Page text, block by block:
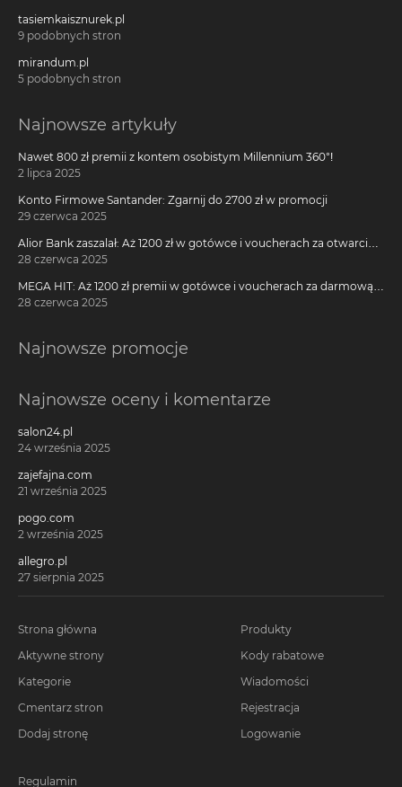
tasiemkaisznurek.pl
9 podobnych stron
mirandum.pl
5 podobnych stron
Najnowsze artykuły
Nawet 800 zł premii z kontem osobistym Millennium 360°!
2 lipca 2025
Konto Firmowe Santander: Zgarnij do 2700 zł w promocji
29 czerwca 2025
Alior Bank zaszalał: Aż 1200 zł w gotówce i voucherach za otwarcie
darmowego konta!
28 czerwca 2025
MEGA HIT: Aż 1200 zł premii w gotówce i voucherach za darmową
kartę kredytową Citi Simplicity
28 czerwca 2025
Najnowsze promocje
Najnowsze oceny i komentarze
salon24.pl
24 września 2025
zajefajna.com
21 września 2025
pogo.com
2 września 2025
allegro.pl
27 sierpnia 2025
Strona główna
Aktywne strony
Kategorie
Cmentarz stron
Dodaj stronę
Produkty
Kody rabatowe
Wiadomości
Rejestracja
Logowanie
Regulamin